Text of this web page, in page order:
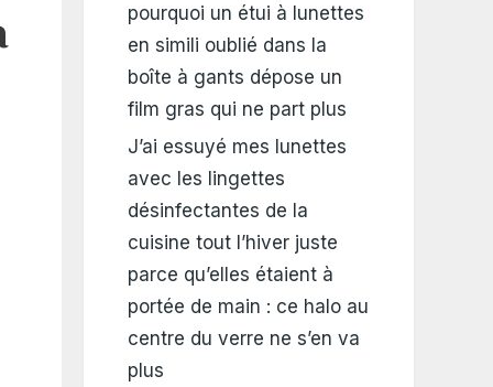
pourquoi un étui à lunettes
en simili oublié dans la
boîte à gants dépose un
film gras qui ne part plus
J’ai essuyé mes lunettes
avec les lingettes
désinfectantes de la
cuisine tout l’hiver juste
parce qu’elles étaient à
portée de main : ce halo au
centre du verre ne s’en va
plus